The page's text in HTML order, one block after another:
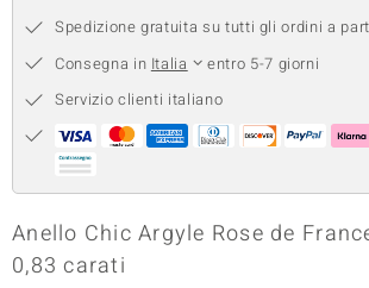
Spedizione gratuita su tutti gli ordini a
Consegna in Italia
entro 5-7 giorni
Servizio clienti italiano
Anello Chic Argyle Rose de
0,83 carati